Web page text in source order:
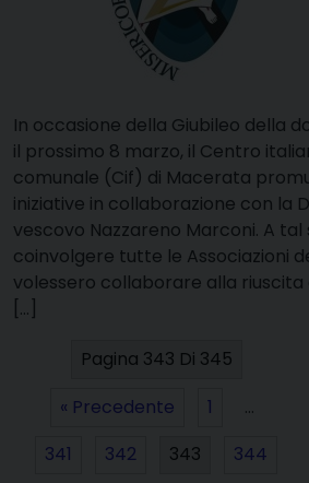
In occasione della Giubileo della
il prossimo 8 marzo, il Centro
comunale (Cif) di Macerata
iniziative in collaborazione con la
vescovo Nazzareno Marconi. A
coinvolgere tutte le Associazioni
volessero collaborare alla riuscita
[…]
Pagina 343 Di 345
« Precedente
1
…
341
342 343
344